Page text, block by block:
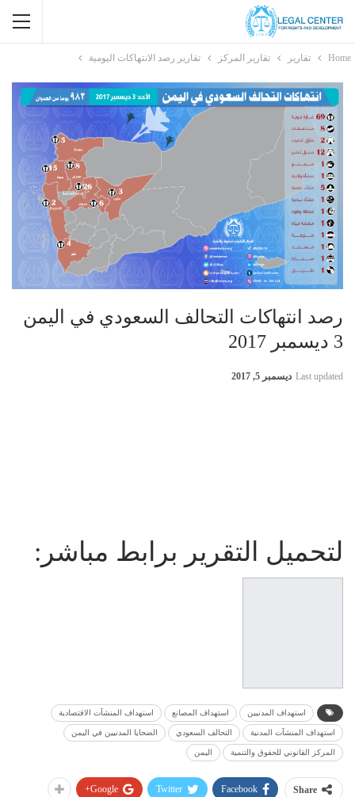
Home تقارير تقارير المركز تقارير رصد الانتهاكات اليومية
رصد انتهاكات التحالف السعودي في اليمن
3 ديسمبر 2017
Last updated ديسمبر 5, 2017
لتحميل التقرير برابط مباشر:
استهداف المدنيين استهداف المصانع استهداف المنشآت الاقتصادية
استهداف المنشآت المدنية التحالف السعودي الضحايا المدنيين في اليمن
المركز القانوني للحقوق والتنمية اليمن
Share
Facebook
Twitter
Google+